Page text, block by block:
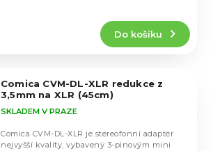
Do košíku
Comica CVM-DL-XLR redukce z
3,5mm na XLR (45cm)
SKLADEM V PRAZE
Comica CVM-DL-XLR je stereofonní adaptér
nejvyšší kvality, vybavený 3-pinovým mini